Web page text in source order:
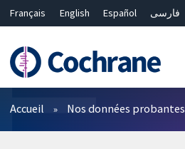
Français English Español
فارسی
Bahasa Malaysia
ไทย
繁體中文
简体中文
Filtres
Accueil Nos données probantes